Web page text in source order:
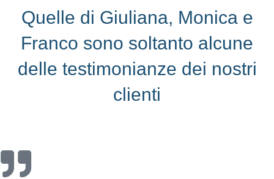
Quelle di Giuliana, Monica e
Franco sono soltanto alcune
delle testimonianze dei nostri
clienti